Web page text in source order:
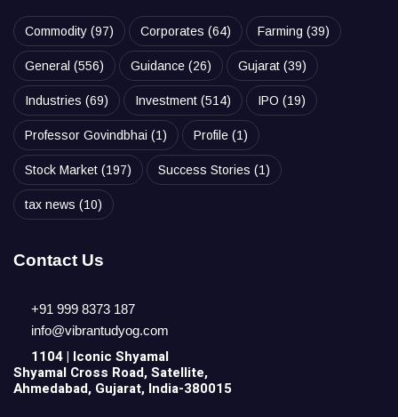
Commodity (97) Corporates (64) Farming (39)
General (556) Guidance (26) Gujarat (39)
Industries (69) Investment (514) IPO (19)
Professor Govindbhai (1) Profile (1)
Stock Market (197) Success Stories (1)
tax news (10)
Contact Us
+91 999 8373 187
info@vibrantudyog.com
1104 | Iconic Shyamal
Shyamal Cross Road, Satellite,
Ahmedabad, Gujarat, India-380015